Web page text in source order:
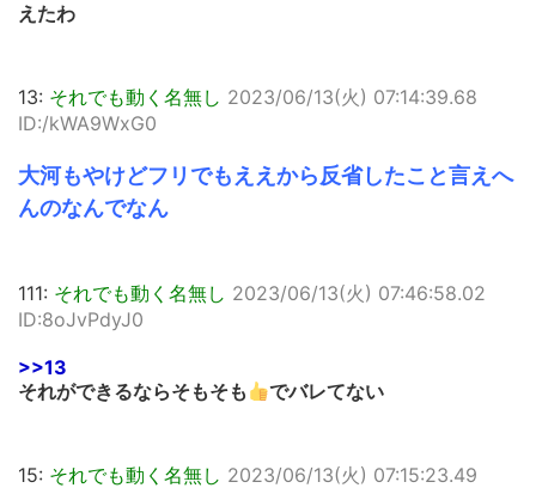
えたわ
13: それでも動く名無し 2023/06/13(火) 07:14:39.68
ID:/kWA9WxG0
大河もやけどフリでもええから反省したこと言えへ
んのなんでなん
111: それでも動く名無し 2023/06/13(火) 07:46:58.02
ID:8oJvPdyJ0
>>13
それができるならそもそも
でバレてない
15: それでも動く名無し 2023/06/13(火) 07:15:23.49